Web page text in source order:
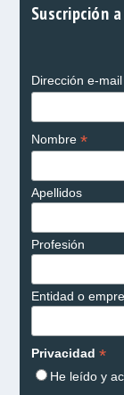
Suscripción
Dirección e-mail
Nombre *
Apellidos
Profesión
Entidad o
Privacidad *
He leído y